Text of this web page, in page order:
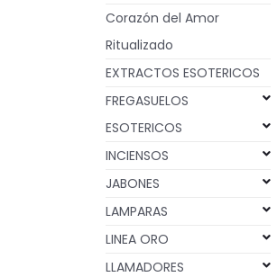
Corazón del Amor
Ritualizado
EXTRACTOS ESOTERICOS
FREGASUELOS
ESOTERICOS
INCIENSOS
JABONES
LAMPARAS
LINEA ORO
LLAMADORES